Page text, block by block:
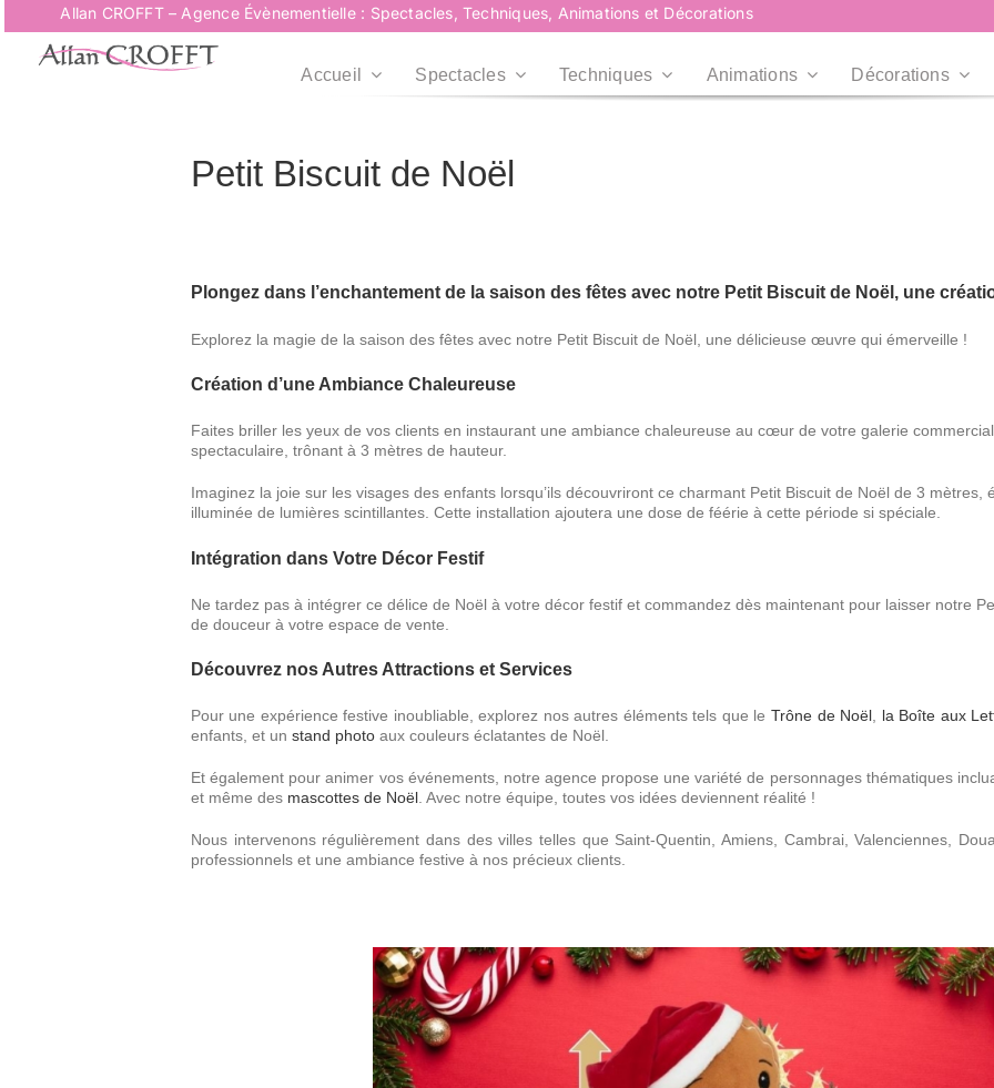
au
contenu
Allan CROFFT – Agence Évènementielle : Spectacles, Techniques, Animations et Décorations
Accueil
Agences...
Commerces
Commerces
Centre de loisirs...
Sur Mesure
Sur Mesure
Spectacles Techniques Animations
RoadShow
Décorations
Petit Biscuit de Noël
Plongez dans l’enchantement de la saison des fêtes avec notre Petit Biscuit de Noël, une
Explorez la magie de la saison des fêtes avec notre Petit Biscuit de Noël, une délicieuse œuvre qui émerveille !
Création d’une Ambiance Chaleureuse
Faites briller les yeux de vos clients en instaurant une ambiance chaleureuse au cœur de votre galerie
spectaculaire, trônant à 3 mètres de hauteur.
Imaginez la joie sur les visages des enfants lorsqu’ils découvriront ce charmant Petit Biscuit de Noël de 3
illuminée de lumières scintillantes. Cette installation ajoutera une dose de féérie à cette période si spéciale.
Intégration dans Votre Décor Festif
Ne tardez pas à intégrer ce délice de Noël à votre décor festif et commandez dès maintenant pour laisser notre
de douceur à votre espace de vente.
Découvrez nos Autres Attractions et Services
Pour une expérience festive inoubliable, explorez nos autres éléments tels que le Trône de Noël, la Boîte aux
enfants, et un stand photoaux couleurs éclatantes de Noël.
Et également pour animer vos événements, notre agence propose une variété de personnages thématiques
et même des mascottes de Noël. Avec notre équipe, toutes vos idées deviennent réalité !
Nous intervenons régulièrement dans des villes telles que Saint-Quentin, Amiens, Cambrai, Valenciennes,
professionnels et une ambiance festive à nos précieux clients.